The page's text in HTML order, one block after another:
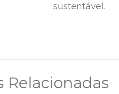
sustentável.
Relacionadas